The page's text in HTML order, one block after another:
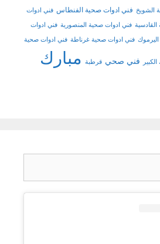
الشويخ فني ادوات صحية الفنطاس فني ادوات
فني ادوات صحية المنصورية فني ادوات
فني ادوات صحية غرناطة فني ادوات صحية
فني صحي قرطبة مبارك